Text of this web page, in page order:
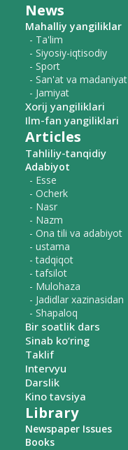
News
Mahalliy yangiliklar
- Ta'lim
- Siyosiy-iqtisodiy
- Sport
- San'at va madaniyat
- Jamiyat
Xorij yangiliklari
Ilm-fan yangiliklari
Articles
Tahliliy-tanqidiy
Adabiyot
- Esse
- Ocherk
- Nasr
- Nazm
- Ona tili va adabiyot
- ustama
- tadqiqot
- tafsilot
- Mulohaza
- Jadidlar xazinasidan
- Shapaloq
Bir soatlik dars
Sinab ko‘ring
Taklif
Intervyu
Darslik
Kino tavsiya
Library
Newspaper Issues
Books